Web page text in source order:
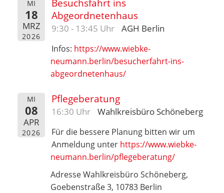
MI
18
MRZ
2026
Besuchsfahrt ins
Abgeordnetenhaus
9:30 - 13:45 Uhr AGH Berlin
Infos: https://www.wiebke-
neumann.berlin/besucherfahrt-ins-
abgeordnetenhaus/
MI
08
APR
2026
Pflegeberatung
16:30 Uhr Wahlkreisbüro Schöneberg
Für die bessere Planung bitten wir um
Anmeldung unter https://www.wiebke-
neumann.berlin/pflegeberatung/
Adresse Wahlkreisbüro Schöneberg,
Goebenstraße 3, 10783 Berlin